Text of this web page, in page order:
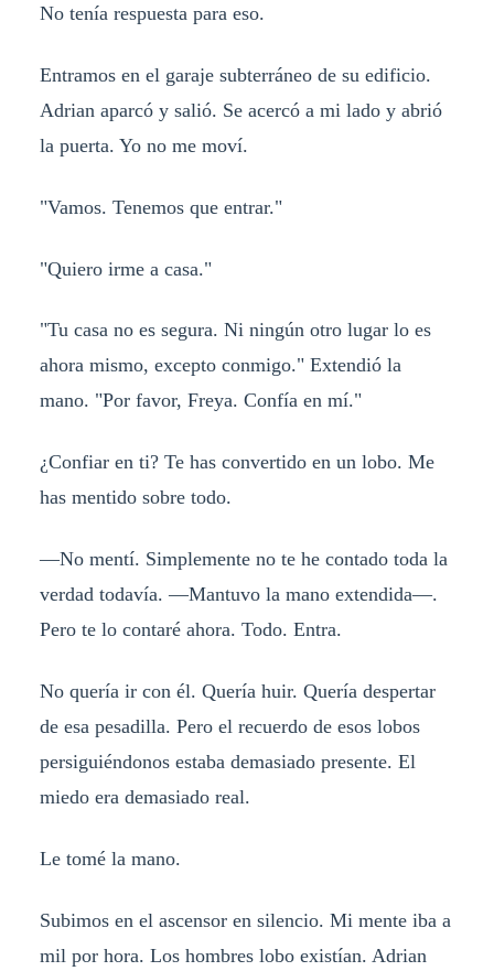
No tenía respuesta para eso.
Entramos en el garaje subterráneo de su edificio.
Adrian aparcó y salió. Se acercó a mi lado y abrió
la puerta. Yo no me moví.
"Vamos. Tenemos que entrar."
"Quiero irme a casa."
"Tu casa no es segura. Ni ningún otro lugar lo es
ahora mismo, excepto conmigo." Extendió la
mano. "Por favor, Freya. Confía en mí."
¿Confiar en ti? Te has convertido en un lobo. Me
has mentido sobre todo.
—No mentí. Simplemente no te he contado toda la
verdad todavía. —Mantuvo la mano extendida—.
Pero te lo contaré ahora. Todo. Entra.
No quería ir con él. Quería huir. Quería despertar
de esa pesadilla. Pero el recuerdo de esos lobos
persiguiéndonos estaba demasiado presente. El
miedo era demasiado real.
Le tomé la mano.
Subimos en el ascensor en silencio. Mi mente iba a
mil por hora. Los hombres lobo existían. Adrian